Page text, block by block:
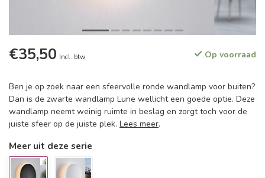
€35,50 Incl. btw Op voorraad
Ben je op zoek naar een sfeervolle ronde wandlamp voor buiten?
Dan is de zwarte wandlamp Lune wellicht een goede optie. Deze
wandlamp neemt weinig ruimte in beslag en zorgt toch voor de
juiste sfeer op de juiste plek. Lees meer.
Meer uit deze serie